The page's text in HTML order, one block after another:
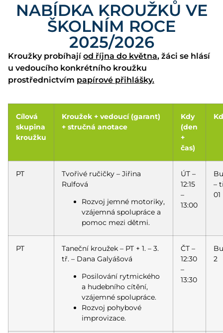
NABÍDKA KROUŽKŮ VE
ŠKOLNÍM ROCE
2025/2026
Kroužky probíhají od října do května, žáci se hlásí
u vedoucího konkrétního kroužku
prostřednictvím papírové přihlášky.
Cílová
skupina
kroužku
Kroužek + vedoucí (garant)
+ stručná anotace
Kdy
(den
+
čas)
PT
Tvořivé ručičky – Jiřina
Rulfová
Rozvoj jemné motoriky,
vzájemná spolupráce a
pomoc mezi dětmi.
ÚT –
12:15
–
13:00
–
01
PT
Taneční kroužek – PT + 1. – 3.
tř. – Dana Galyášová
Posilování rytmického
a hudebního cítění,
vzájemné spolupráce.
Rozvoj pohybové
improvizace.
ČT –
12:30
–
13:30
2